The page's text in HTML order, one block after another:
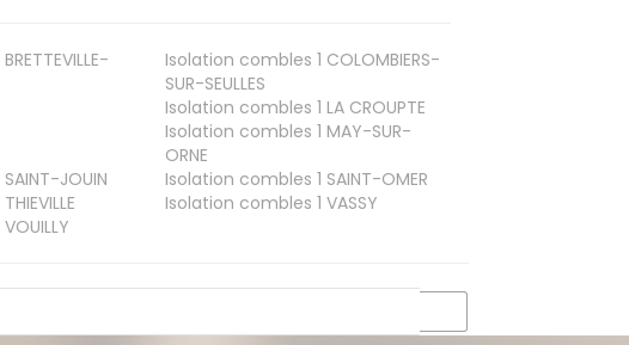
BRETTEVILLE-
Isolation combles 1 COLOMBIERS-
SUR-SEULLES
Isolation combles 1 LA CROUPTE
Isolation combles 1 MAY-SUR-
ORNE
SAINT-JOUIN Isolation combles 1 SAINT-OMER
THIEVILLE Isolation combles 1 VASSY
VOUILLY